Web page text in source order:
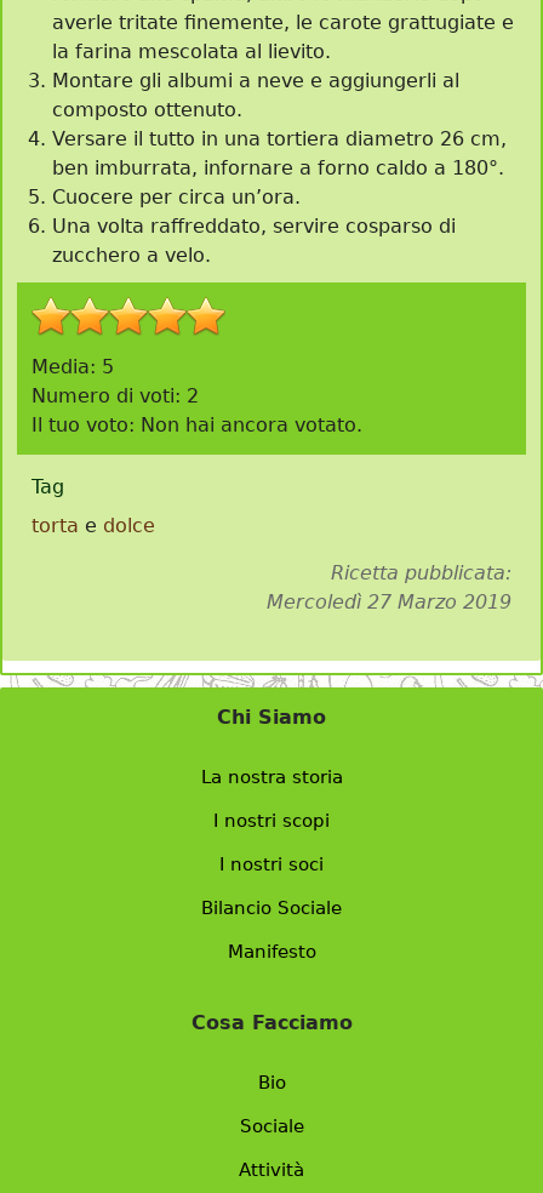
averle tritate finemente, le carote grattugiate e
la farina mescolata al lievito.
Montare gli albumi a neve e aggiungerli al
composto ottenuto.
Versare il tutto in una tortiera diametro 26 cm,
ben imburrata, infornare a forno caldo a 180°.
Cuocere per circa un’ora.
Una volta raffreddato, servire cosparso di
zucchero a velo.
Media: 5
Numero di voti: 2
Il tuo voto: Non hai ancora votato.
Tag
torta e dolce
Ricetta pubblicata:
Mercoledì 27 Marzo 2019
Chi Siamo
La nostra storia
I nostri scopi
I nostri soci
Bilancio Sociale
Manifesto
Cosa Facciamo
Bio
Sociale
Attività